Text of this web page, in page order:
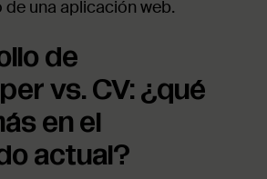
una aplicación web.
de
vs. CV: ¿qué
en el
actual?